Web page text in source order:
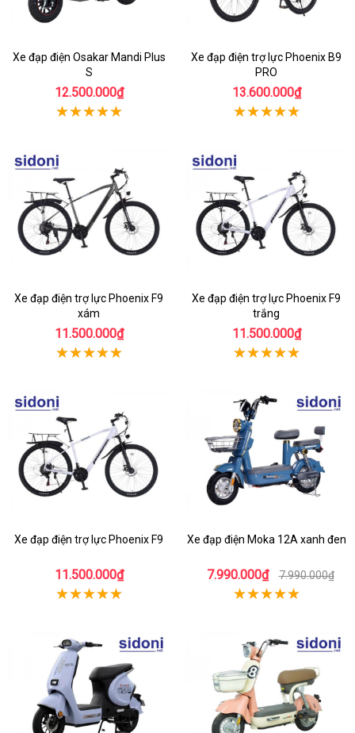
Xe đạp điện Osakar Mandi Plus
S
12.500.000₫
Xe đạp điện trợ lực Phoenix B9
PRO
13.600.000₫
Xe đạp điện trợ lực Phoenix F9
xám
11.500.000₫
Xe đạp điện trợ lực Phoenix F9
trắng
11.500.000₫
Xe đạp điện trợ lực Phoenix F9
11.500.000₫
Xe đạp điện Moka 12A xanh đen
7.990.000₫ 7.990.000₫